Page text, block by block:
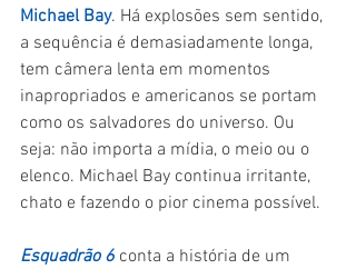
Michael Bay. Há explosões sem sentido,
a sequência é demasiadamente longa,
tem câmera lenta em momentos
inapropriados e americanos se portam
como os salvadores do universo. Ou
seja: não importa a mídia, o meio ou o
elenco. Michael Bay continua irritante,
chato e fazendo o pior cinema possível.
Esquadrão 6 conta a história de um